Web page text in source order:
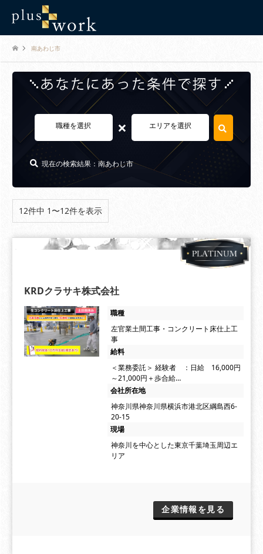
南あわじ市
職種を選択 × エリアを選択
現在の検索結果：南あわじ市
12件中 1〜12件を表示
KRDクラサキ株式会社
職種
左官業土間工事・コンクリート床仕上工
事
給料
＜業務委託＞ 経験者 ：日給 16,000円
～21,000円＋歩合給…
会社所在地
神奈川県神奈川県横浜市港北区綱島西6-
20-15
現場
神奈川を中心とした東京千葉埼玉周辺エ
リア
企業情報を見る